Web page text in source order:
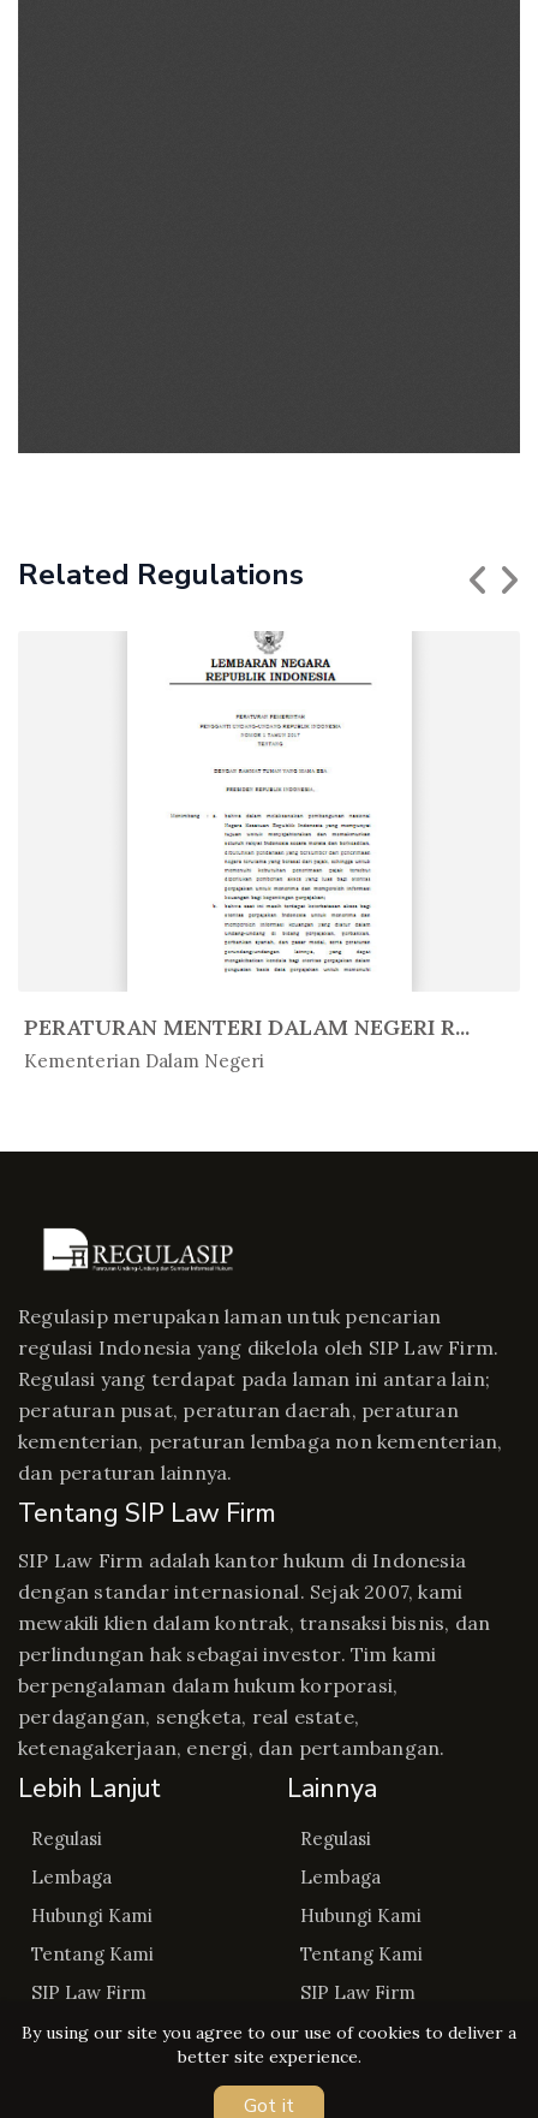
Related Regulations
PERATURAN MENTERI DALAM NEGERI R...
Kementerian Dalam Negeri
In Peratur...
Regulasip merupakan laman untuk pencarian
regulasi Indonesia yang dikelola oleh SIP Law Firm.
Regulasi yang terdapat pada laman ini antara lain;
peraturan pusat, peraturan daerah, peraturan
kementerian, peraturan lembaga non kementerian,
dan peraturan lainnya.
Tentang SIP Law Firm
SIP Law Firm adalah kantor hukum di Indonesia
dengan standar internasional. Sejak 2007, kami
mewakili klien dalam kontrak, transaksi bisnis, dan
perlindungan hak sebagai investor. Tim kami
berpengalaman dalam hukum korporasi,
perdagangan, sengketa, real estate,
ketenagakerjaan, energi, dan pertambangan.
Lebih Lanjut
Regulasi
Lembaga
Hubungi Kami
Tentang Kami
SIP Law Firm
Lainnya
Regulasi
Lembaga
Hubungi Kami
Tentang Kami
SIP Law Firm
Copyright © Regulasip 2026. All rights reserved.
By using our site you agree to our use of cookies to deliver a
better site experience.
Got it